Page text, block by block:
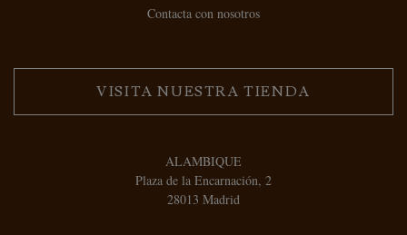
Contacta con nosotros
VISITA NUESTRA TIENDA
ALAMBIQUE
Plaza de la Encarnación, 2
28013 Madrid